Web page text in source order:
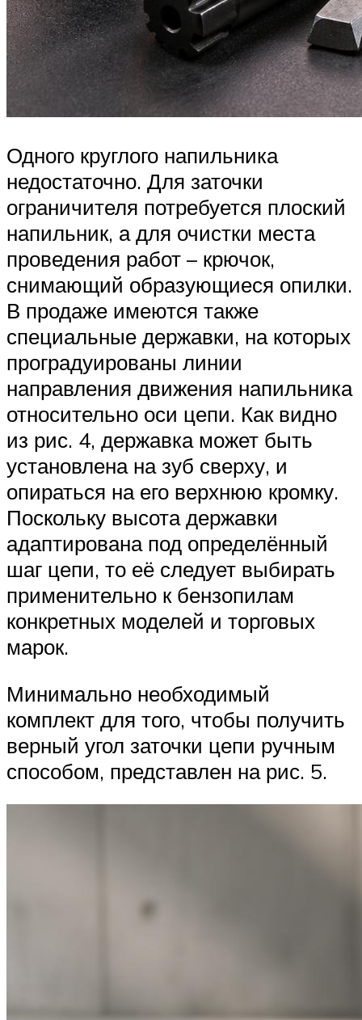
Одного круглого напильника
недостаточно. Для заточки
ограничителя потребуется плоский
напильник, а для очистки места
проведения работ – крючок,
снимающий образующиеся опилки.
В продаже имеются также
специальные державки, на которых
проградуированы линии
направления движения напильника
относительно оси цепи. Как видно
из рис. 4, державка может быть
установлена на зуб сверху, и
опираться на его верхнюю кромку.
Поскольку высота державки
адаптирована под определённый
шаг цепи, то её следует выбирать
применительно к бензопилам
конкретных моделей и торговых
марок.
Минимально необходимый
комплект для того, чтобы получить
верный угол заточки цепи ручным
способом, представлен на рис. 5.